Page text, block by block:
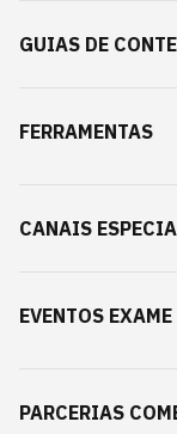
GUIAS DE
FERRAMENTAS
CANAIS
EVENTOS EXAME
PARCERIAS